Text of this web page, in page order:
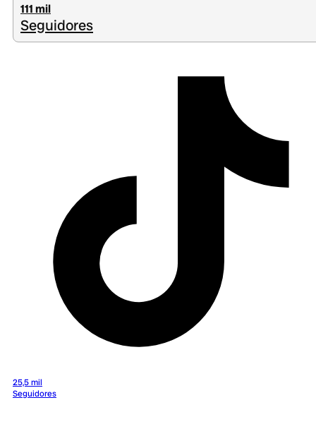
111 mil
Seguidores
25,5 mil
Seguidores